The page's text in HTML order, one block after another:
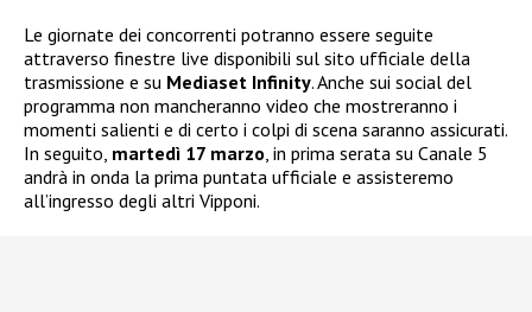
Le giornate dei concorrenti potranno essere seguite
attraverso finestre live disponibili sul sito ufficiale della
trasmissione e su Mediaset Infinity. Anche sui social del
programma non mancheranno video che mostreranno i
momenti salienti e di certo i colpi di scena saranno assicurati.
In seguito, martedì 17 marzo , in prima serata su Canale 5
andrà in onda la prima puntata ufficiale e assisteremo
all’ingresso degli altri Vipponi.